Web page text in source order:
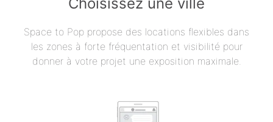
Space to Pop propose des locations flexibles dans
les zones à forte fréquentation et visibilité pour
donner à votre projet une exposition maximale.